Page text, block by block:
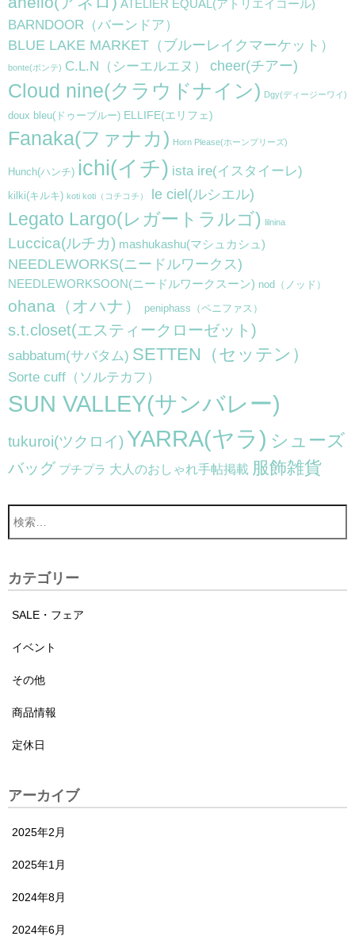
ATELIER EQUAL(アトリエイコール)
BARNDOOR（バーンドア）
BLUE LAKE MARKET（ブルーレイクマーケット）
bonte(ボンテ) C.L.N（シーエルエヌ） cheer(チアー)
Cloud nine(クラウドナイン) Dgy(ディージーワイ)
doux bleu(ドゥーブルー) ELLIFE(エリフェ)
Fanaka(ファナカ) Horn Please(ホーンプリーズ)
Hunch(ハンチ) ichi(イチ) ista ire(イスタイーレ)
kilki(キルキ) koti koti（コチコチ） le ciel(ルシエル)
Legato Largo(レガートラルゴ) lilnina
Luccica(ルチカ) mashukashu(マシュカシュ)
NEEDLEWORKS(ニードルワークス)
NEEDLEWORKSOON(ニードルワークスーン) nod（ノッド）
ohana（オハナ） peniphass（ペニファス）
s.t.closet(エスティークローゼット)
sabbatum(サバタム) SETTEN（セッテン）
Sorte cuff（ソルテカフ）
SUN VALLEY(サンバレー)
tukuroi(ツクロイ) YARRA(ヤラ) シューズ
バッグ プチプラ 大人のおしゃれ手帖掲載 服飾雑貨
カテゴリー
SALE・フェア
イベント
その他
商品情報
定休日
アーカイブ
2025年2月
2025年1月
2024年8月
2024年6月